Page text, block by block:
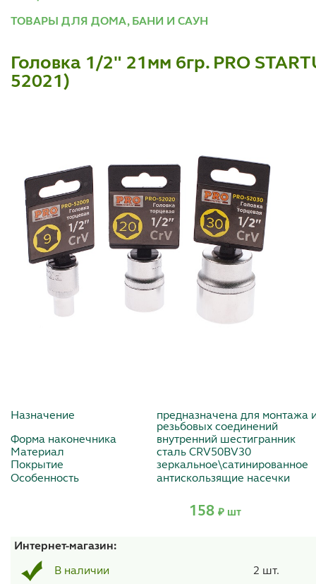
ТОВАРЫ ДЛЯ ДОМА, БАНИ И САУН
Головка 1/2" 21мм 6гр. PRO
52021)
Назначение
предназначена для монтажа
резьбовых соединений
Форма наконечника
внутренний шестигранник
Материал
сталь CRV50BV30
Покрытие
зеркальное\сатинированное
Особенность
антискользящие насечки
158 ₽ шт
Интернет-магазин:
В наличии 2 шт.